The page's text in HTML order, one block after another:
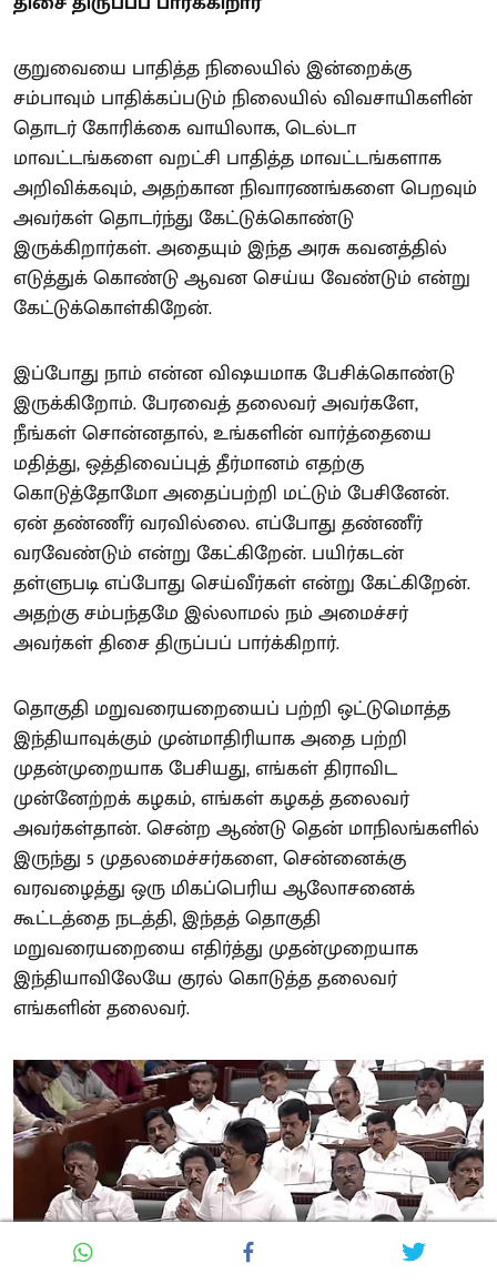
குறுவையை பாதித்த நிலையில் இன்றைக்கு
சம்பாவும் பாதிக்கப்படும் நிலையில் விவசாயிகளின்
தொடர் கோரிக்கை வாயிலாக, டெல்டா
மாவட்டங்களை வறட்சி பாதித்த மாவட்டங்களாக
அறிவிக்கவும், அதற்கான நிவாரணங்களை பெறவும்
அவர்கள் தொடர்ந்து கேட்டுக்கொண்டு
இருக்கிறார்கள். அதையும் இந்த அரசு கவனத்தில்
எடுத்துக் கொண்டு ஆவன செய்ய வேண்டும் என்று
கேட்டுக்கொள்கிறேன்.
இப்போது நாம் என்ன விஷயமாக பேசிக்கொண்டு
இருக்கிறோம். பேரவைத் தலைவர் அவர்களே,
நீங்கள் சொன்னதால், உங்களின் வார்த்தையை
மதித்து, ஒத்திவைப்புத் தீர்மானம் எதற்கு
கொடுத்தோமோ அதைப்பற்றி மட்டும் பேசினேன்.
ஏன் தண்ணீர் வரவில்லை. எப்போது தண்ணீர்
வரவேண்டும் என்று கேட்கிறேன். பயிர்கடன்
தள்ளுபடி எப்போது செய்வீர்கள் என்று கேட்கிறேன்.
அதற்கு சம்பந்தமே இல்லாமல் நம் அமைச்சர்
அவர்கள் திசை திருப்பப் பார்க்கிறார்.
தொகுதி மறுவரையறையைப் பற்றி ஒட்டுமொத்த
இந்தியாவுக்கும் முன்மாதிரியாக அதை பற்றி
முதன்முறையாக பேசியது, எங்கள் திராவிட
முன்னேற்றக் கழகம், எங்கள் கழகத் தலைவர்
அவர்கள்தான். சென்ற ஆண்டு தென் மாநிலங்களில்
இருந்து 5 முதலமைச்சர்களை, சென்னைக்கு
வரவழைத்து ஒரு மிகப்பெரிய ஆலோசனைக்
கூட்டத்தை நடத்தி, இந்தத் தொகுதி
மறுவரையறையை எதிர்த்து முதன்முறையாக
இந்தியாவிலேயே குரல் கொடுத்த தலைவர்
எங்களின் தலைவர்.